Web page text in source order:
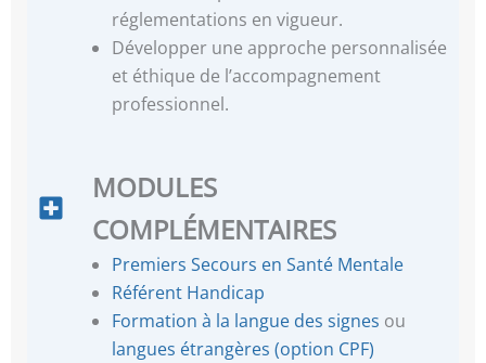
réglementations en vigueur.
Développer une approche personnalisée
et éthique de l’accompagnement
professionnel.
MODULES
COMPLÉMENTAIRES
Premiers Secours en Santé Mentale
Référent Handicap
Formation à la langue des signes ou
langues étrangères (option CPF)